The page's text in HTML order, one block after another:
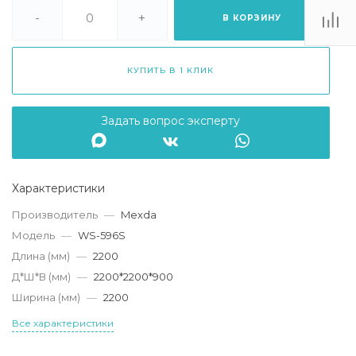
- + В КОРЗИНУ
КУПИТЬ В 1 КЛИК
Задать вопрос эксперту
Характеристики
Производитель — Mexda
Модель — WS-596S
Длина (мм) — 2200
Д*Ш*В (мм) — 2200*2200*900
Ширина (мм) — 2200
Все характеристики